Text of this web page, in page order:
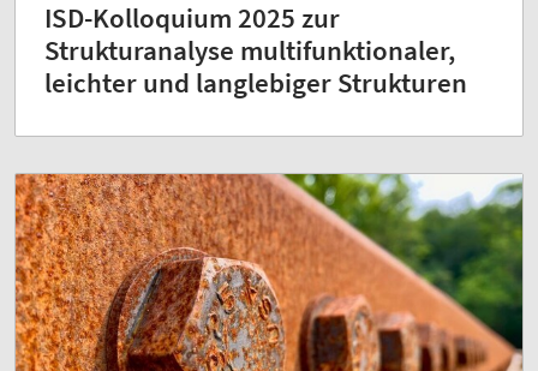
ISD-Kolloquium 2025 zur
Strukturanalyse multifunktionaler,
leichter und langlebiger Strukturen